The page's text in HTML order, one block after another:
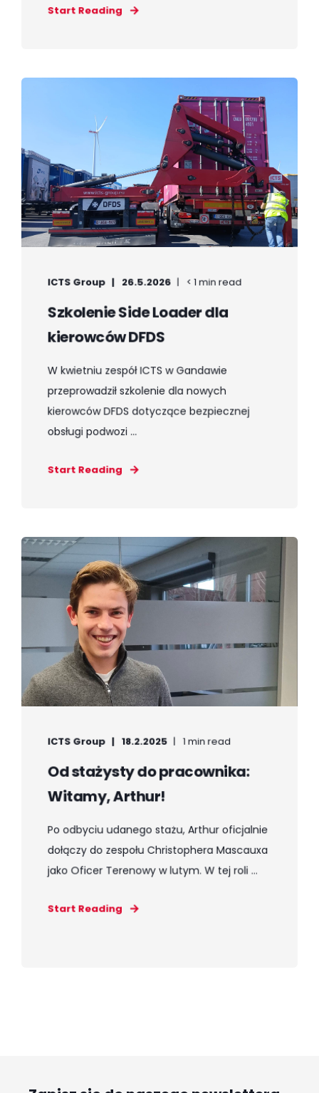
Start Reading
ICTS Group 26.5.2026 < 1 min read
Szkolenie Side Loader dla
kierowców DFDS
W kwietniu zespół ICTS w Gandawie
przeprowadził szkolenie dla nowych
kierowców DFDS dotyczące bezpiecznej
obsługi podwozi ...
Start Reading
ICTS Group 18.2.2025 1 min read
Od stażysty do pracownika:
Witamy, Arthur!
Po odbyciu udanego stażu, Arthur oficjalnie
dołączy do zespołu Christophera Mascauxa
jako Oficer Terenowy w lutym. W tej roli ...
Start Reading